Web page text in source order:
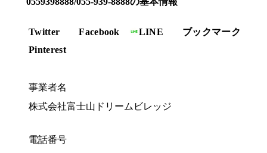
Twitter Facebook LINE
ブックマーク
Pinterest
事業者名
株式会社富士山ドリームビレッジ
電話番号